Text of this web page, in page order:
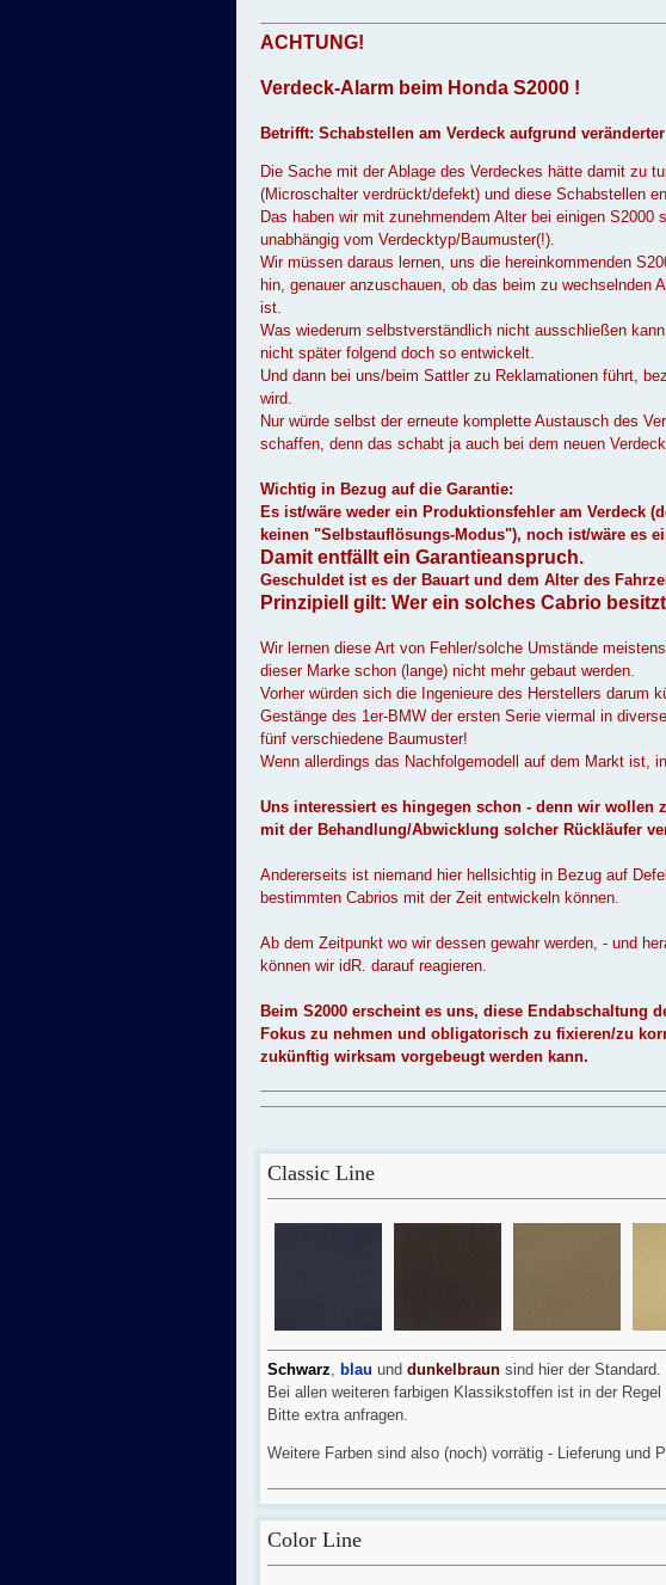
ACHTUNG!
Verdeck-Alarm beim Honda S2000 !
Betrifft: Schabstellen am Verdeck aufgrund
Die Sache mit der Ablage des Verdeckes hätte damit zu
(Microschalter verdrückt/defekt) und diese Schabstellen
Das haben wir mit zunehmendem Alter bei einigen
unabhängig vom Verdecktyp/Baumuster(!).
Wir müssen daraus lernen, uns die hereinkommenden
hin, genauer anzuschauen, ob das beim zu wechselnden
ist.
Was wiederum selbstverständlich nicht ausschließen
nicht später folgend doch so entwickelt.
Und dann bei uns/beim Sattler zu Reklamationen führt,
wird.
Nur würde selbst der erneute komplette Austausch des
schaffen, denn das schabt ja auch bei dem neuen
Wichtig in Bezug auf die Garantie:
Es ist/wäre weder ein Produktionsfehler am Verdeck
keinen "Selbstauflösungs-Modus"), noch ist/wäre es
Damit entfällt ein Garantieanspruch.
Geschuldet ist es der Bauart und dem Alter des
Prinzipiell gilt: Wer ein solches Cabrio
Wir lernen diese Art von Fehler/solche Umstände
dieser Marke schon (lange) nicht mehr gebaut werden.
Vorher würden sich die Ingenieure des Herstellers darum
Gestänge des 1er-BMW der ersten Serie viermal in
fünf verschiedene Baumuster!
Wenn allerdings das Nachfolgemodell auf dem Markt ist,
Uns interessiert es hingegen schon - denn wir wollen
mit der Behandlung/Abwicklung solcher Rückläufer
Andererseits ist niemand hier hellsichtig in Bezug auf
bestimmten Cabrios mit der Zeit entwickeln können.
Ab dem Zeitpunkt wo wir dessen gewahr werden, - und
können wir idR. darauf reagieren.
Beim S2000 erscheint es uns, diese Endabschaltung
Fokus zu nehmen und obligatorisch zu fixieren/zu
zukünftig wirksam vorgebeugt werden kann.
Classic Line
Schwarz, blau und dunkelbraunsind hier der Standard.
Bei allen weiteren farbigen Klassikstoffen ist in der
Bitte extra anfragen.
Weitere Farben sind also (noch) vorrätig - Lieferung und
Color Line